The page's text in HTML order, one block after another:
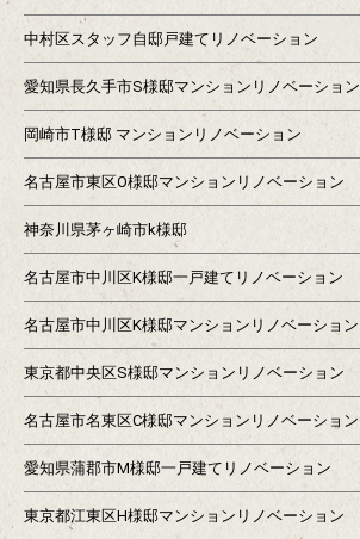
中村区スタッフ自邸戸建てリノベーション
愛知県長久手市S様邸マンションリノベーション
岡崎市T様邸 マンションリノベーション
名古屋市東区O様邸マンションリノベーション
神奈川県茅ヶ崎市k様邸
名古屋市中川区K様邸一戸建てリノベーション
名古屋市中川区K様邸マンションリノベーション
東京都中央区S様邸マンションリノベーション
名古屋市名東区C様邸マンションリノベーション
愛知県蒲郡市M様邸一戸建てリノベーション
東京都江東区H様邸マンションリノベーション